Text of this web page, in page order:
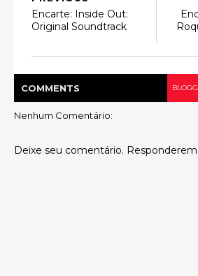
Encarte: Inside Out:
Original Soundtrack
COMMENTS
Nenhum Comentário:
Deixe seu comentário.